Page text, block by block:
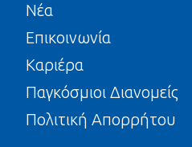
Νέα
Επικοινωνία
Καριέρα
Παγκόσμιοι Διανομείς
Πολιτική Απορρήτου